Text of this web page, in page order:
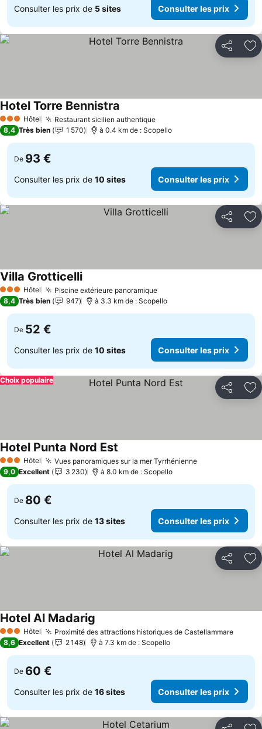
Consulter les prix de 5 sites Consulter les prix
Partager
3 ÉtoilesHôtel Restaurant sicilien authentiqueConsulter les prix
Hotel Torre Bennistra
8,4 Très bien 1 570 à 0.4 km de : Scopello
De 93 €
Consulter les prix de 10 sites Consulter les prix
Partager
3 ÉtoilesHôtel Piscine extérieure panoramiqueConsulter les prix
Villa GrotticelliConsulter les prix
8,4 Très bien 947 à 3.3 km de : Scopello
De 52 €
Consulter les prix de 10 sites Consulter les prix
Partager
Choix populaire
3 ÉtoilesHôtel Vues panoramiques sur la mer TyrrhénienneConsulter les
Hotel Punta Nord Est
9,0 Excellent 3 230 à 8.0 km de : Scopello
De 80 €
Consulter les prix de 13 sites Consulter les prix
Partager
3 ÉtoilesHôtel Proximité des attractions historiques de Castellammare
Hotel Al Madarig
8,6 Excellent 2 148 à 7.3 km de : Scopello
De 60 €
Consulter les prix de 16 sites Consulter les prix